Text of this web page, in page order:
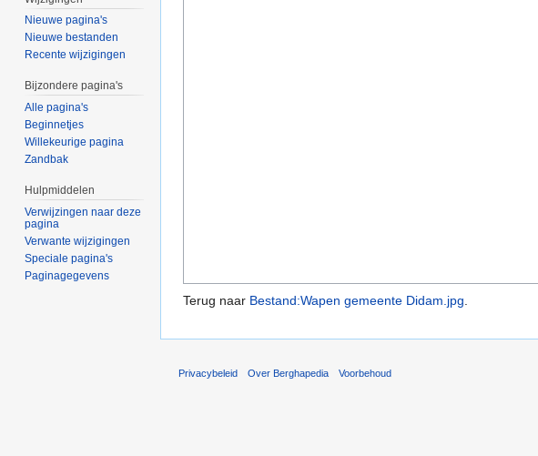
Terug naar Bestand:Wapen gemeente Didam.jpg.
Nieuwe pagina's
Nieuwe bestanden
Recente wijzigingen
Bijzondere pagina's
Alle pagina's
Beginnetjes
Willekeurige pagina
Zandbak
Hulpmiddelen
Verwijzingen naar deze
pagina
Verwante wijzigingen
Speciale pagina's
Paginagegevens
Privacybeleid Over Berghapedia Voorbehoud